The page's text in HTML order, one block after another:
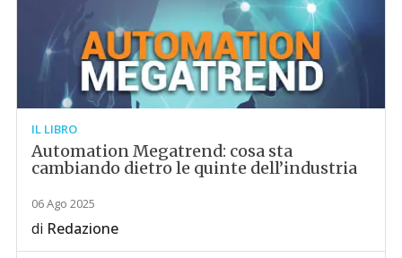
IL LIBRO
Automation Megatrend: cosa sta
cambiando dietro le quinte dell’industria
06 Ago 2025
di Redazione